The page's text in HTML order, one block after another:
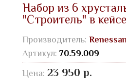
Набор из 6
"Строитель" в кейсе
Производитель:
Артикул: 70.59.009
Цена: 23 950 р.